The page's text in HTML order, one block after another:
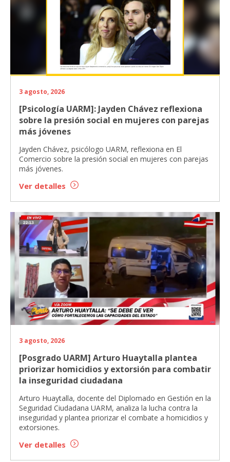
3 agosto, 2026
[Psicología UARM]: Jayden Chávez reflexiona
sobre la presión social en mujeres con parejas
más jóvenes
Jayden Chávez, psicólogo UARM, reflexiona en El
Comercio sobre la presión social en mujeres con parejas
más jóvenes.
Ver detalles
3 agosto, 2026
[Posgrado UARM] Arturo Huaytalla plantea
priorizar homicidios y extorsión para combatir
la inseguridad ciudadana
Arturo Huaytalla, docente del Diplomado en Gestión en la
Seguridad Ciudadana UARM, analiza la lucha contra la
inseguridad y plantea priorizar el combate a homicidios y
extorsiones.
Ver detalles